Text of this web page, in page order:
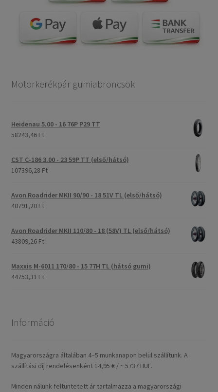
Motorkerékpár gumiabroncsok
Heidenau 5.00 - 16 76P P29 TT
58243,46 Ft
CST C-186 3.00 - 23 59P TT (első/hátsó)
107396,28 Ft
Avon Roadrider MKII 90/90 - 18 51V TL (első/hátsó)
40791,20 Ft
Avon Roadrider MKII 110/80 - 18 (58V) TL (első/hátsó)
43809,26 Ft
Maxxis M-6011 170/80 - 15 77H TL (hátsó gumi)
44753,31 Ft
Információ
Magyarországra általában 4–5 munkanapon belül szállítunk. A
szállítási díj rendelésenként 14,95 € / ~ 5737 HUF.
Minden nálunk feltüntetett ár tartalmazza a magyarországi